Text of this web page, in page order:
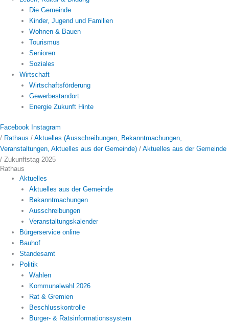
Die Gemeinde
Kinder, Jugend und Familien
Wohnen & Bauen
Tourismus
Senioren
Soziales
Wirtschaft
Wirtschaftsförderung
Gewerbestandort
Energie Zukunft Hinte
Facebook Instagram
/ Rathaus / Aktuelles (Ausschreibungen, Bekanntmachungen,
Veranstaltungen, Aktuelles aus der Gemeinde) / Aktuelles aus der Gemeinde
/ Zukunftstag 2025
Rathaus
Aktuelles
Aktuelles aus der Gemeinde
Bekanntmachungen
Ausschreibungen
Veranstaltungskalender
Bürgerservice online
Bauhof
Standesamt
Politik
Wahlen
Kommunalwahl 2026
Rat & Gremien
Beschlusskontrolle
Bürger- & Ratsinformationssystem